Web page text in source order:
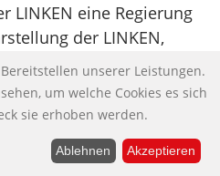
LINKEN eine Regierung
der LINKEN,
Kern dieser Republik
und „ein Bekenntnis zur
auf die Idee kommt, dass
Kern zerstören
unserer Leistungen.
um welche Cookies es sich
sie erhoben werden.
Ablehnen Akzeptieren